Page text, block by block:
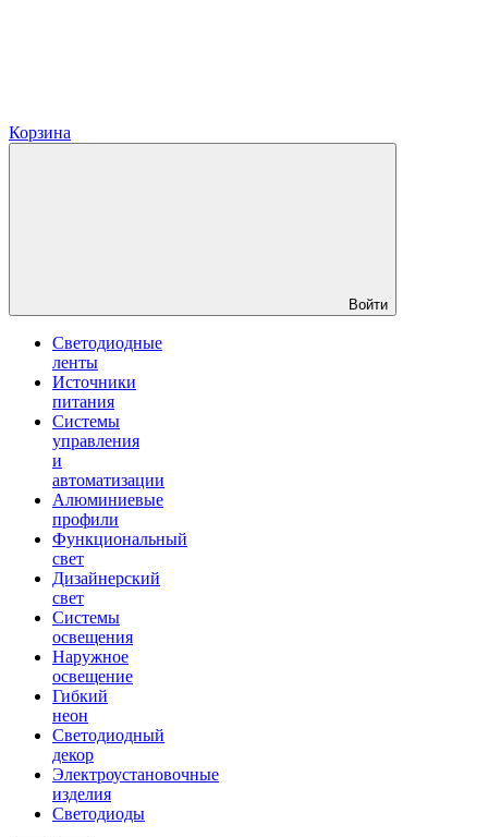
Корзина
Войти
Светодиодные
ленты
Источники
питания
Системы
управления
и
автоматизации
Алюминиевые
профили
Функциональный
свет
Дизайнерский
свет
Системы
освещения
Наружное
освещение
Гибкий
неон
Светодиодный
декор
Электроустановочные
изделия
Светодиоды